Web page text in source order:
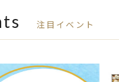
注目イベント